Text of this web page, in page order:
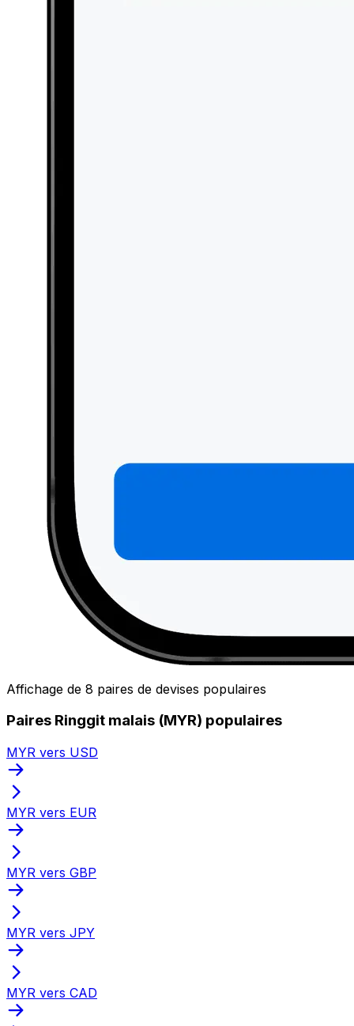
Affichage de 8 paires de devises populaires
Paires Ringgit malais (MYR) populaires
MYR vers USD
MYR vers EUR
MYR vers GBP
MYR vers JPY
MYR vers CAD